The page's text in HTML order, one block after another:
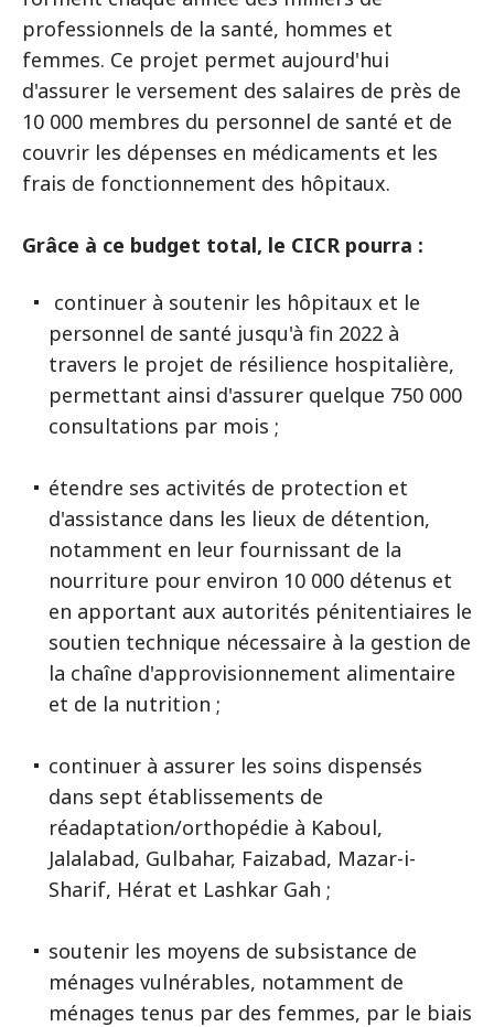
professionnels de la santé, hommes et
femmes. Ce projet permet aujourd'hui
d'assurer le versement des salaires de près de
10 000 membres du personnel de santé et de
couvrir les dépenses en médicaments et les
frais de fonctionnement des hôpitaux.
Grâce à ce budget total, le CICR pourra :
continuer à soutenir les hôpitaux et le
personnel de santé jusqu'à fin 2022 à
travers le projet de résilience hospitalière,
permettant ainsi d'assurer quelque 750 000
consultations par mois ;
étendre ses activités de protection et
d'assistance dans les lieux de détention,
notamment en leur fournissant de la
nourriture pour environ 10 000 détenus et
en apportant aux autorités pénitentiaires le
soutien technique nécessaire à la gestion de
la chaîne d'approvisionnement alimentaire
et de la nutrition ;
continuer à assurer les soins dispensés
dans sept établissements de
réadaptation/orthopédie à Kaboul,
Jalalabad, Gulbahar, Faizabad, Mazar-i-
Sharif, Hérat et Lashkar Gah ;
soutenir les moyens de subsistance de
ménages vulnérables, notamment de
ménages tenus par des femmes, par le biais